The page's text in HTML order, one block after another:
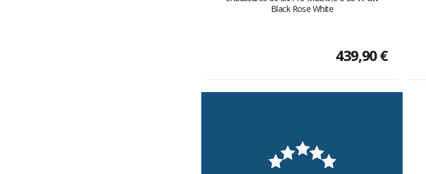
Black Rose White
439,90 €